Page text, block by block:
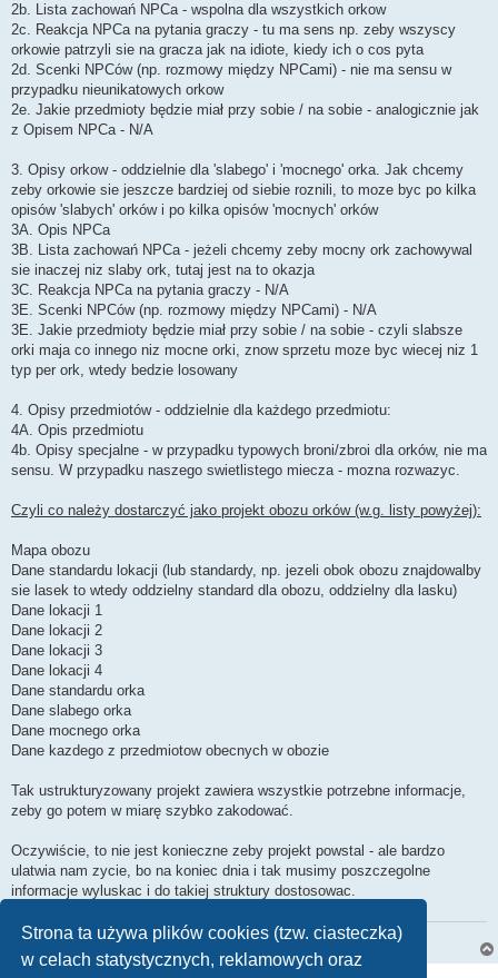
Strona ta używa plików cookies (tzw. ciasteczka)
w celach statystycznych, reklamowych oraz
2b. Lista zachowań NPCa - wspolna dla wszystkich orkow
2c. Reakcja NPCa na pytania graczy - tu ma sens np. zeby wszyscy
orkowie patrzyli sie na gracza jak na idiote, kiedy ich o cos pyta
2d. Scenki NPCów (np. rozmowy między NPCami) - nie ma sensu w
przypadku nieunikatowych orkow
2e. Jakie przedmioty będzie miał przy sobie / na sobie - analogicznie jak
z Opisem NPCa - N/A
3. Opisy orkow - oddzielnie dla 'slabego' i 'mocnego' orka. Jak chcemy
zeby orkowie sie jeszcze bardziej od siebie roznili, to moze byc po kilka
opisów 'slabych' orków i po kilka opisów 'mocnych' orków
3A. Opis NPCa
3B. Lista zachowań NPCa - jeżeli chcemy zeby mocny ork zachowywal
sie inaczej niz slaby ork, tutaj jest na to okazja
3C. Reakcja NPCa na pytania graczy - N/A
3E. Scenki NPCów (np. rozmowy między NPCami) - N/A
3E. Jakie przedmioty będzie miał przy sobie / na sobie - czyli slabsze
orki maja co innego niz mocne orki, znow sprzetu moze byc wiecej niz 1
typ per ork, wtedy bedzie losowany
4. Opisy przedmiotów - oddzielnie dla każdego przedmiotu:
4A. Opis przedmiotu
4b. Opisy specjalne - w przypadku typowych broni/zbroi dla orków, nie ma
sensu. W przypadku naszego swietlistego miecza - mozna rozwazyc.
Czyli co należy dostarczyć jako projekt obozu orków (w.g. listy powyżej):
Mapa obozu
Dane standardu lokacji (lub standardy, np. jezeli obok obozu znajdowalby
sie lasek to wtedy oddzielny standard dla obozu, oddzielny dla lasku)
Dane lokacji 1
Dane lokacji 2
Dane lokacji 3
Dane lokacji 4
Dane standardu orka
Dane slabego orka
Dane mocnego orka
Dane kazdego z przedmiotow obecnych w obozie
Tak ustrukturyzowany projekt zawiera wszystkie potrzebne informacje,
zeby go potem w miarę szybko zakodować.
Oczywiście, to nie jest konieczne zeby projekt powstal - ale bardzo
ulatwia nam zycie, bo na koniec dnia i tak musimy poszczegolne
informacje wyluskac i do takiej struktury dostosowac.
Do kontaktów z czarodziejami służy komenda ‚zglos’ (błąd/pomysl/mg).